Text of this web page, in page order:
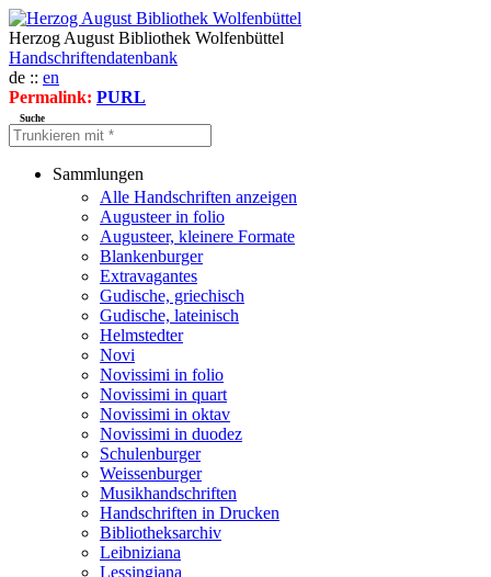
Herzog August Bibliothek Wolfenbüttel
Handschriftendatenbank
de :: en
Permalink: PURL
Suche
Sammlungen
Alle Handschriften anzeigen
Augusteer in folio
Augusteer, kleinere Formate
Blankenburger
Extravagantes
Gudische, griechisch
Gudische, lateinisch
Helmstedter
Novi
Novissimi in folio
Novissimi in quart
Novissimi in oktav
Novissimi in duodez
Schulenburger
Weissenburger
Musikhandschriften
Handschriften in Drucken
Bibliotheksarchiv
Leibniziana
Lessingiana